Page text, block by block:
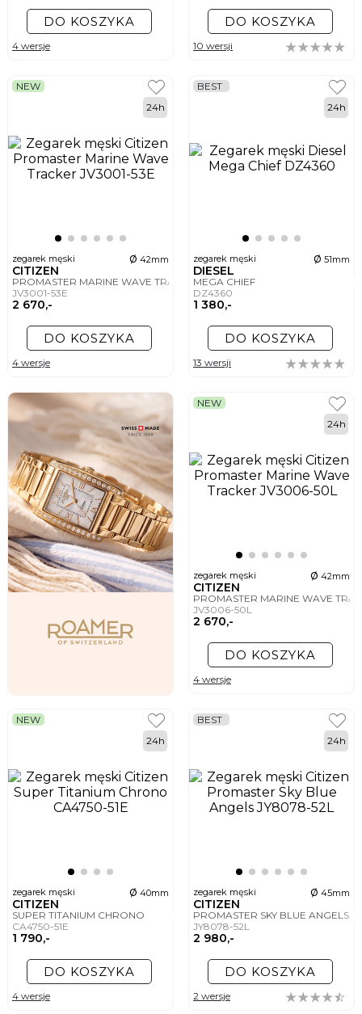
DO KOSZYKA
4 wersje
DO KOSZYKA
10 wersji
zegarek męski ø 42mm
CITIZEN
PROMASTER MARINE WAVE TRACKER
JV3001-53E
2 670,-
NEW
24h
DO KOSZYKA
4 wersje
zegarek męski ø 51mm
DIESEL
MEGA CHIEF
DZ4360
1 380,-
BEST
24h
DO KOSZYKA
13 wersji
zegarek męski ø 42mm
CITIZEN
PROMASTER MARINE WAVE
JV3006-50L
2 670,-
NEW
24h
DO KOSZYKA
4 wersje
zegarek męski ø 40mm
CITIZEN
SUPER TITANIUM CHRONO
CA4750-51E
1 790,-
NEW
24h
DO KOSZYKA
4 wersje
zegarek męski ø 45mm
CITIZEN
PROMASTER SKY BLUE ANGELS
JY8078-52L
2 980,-
BEST
24h
DO KOSZYKA
2 wersje